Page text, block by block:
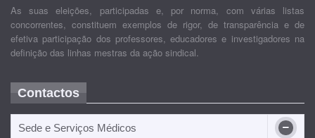
As suas eleições, participadas e, por norma, com várias listas
concorrentes, constituem exemplos de rigor, de transparência e de
efetiva participação dos professores, educadores e investigadores na
definição das linhas mestras da ação sindical.
Contactos
Sede e Serviços Médicos